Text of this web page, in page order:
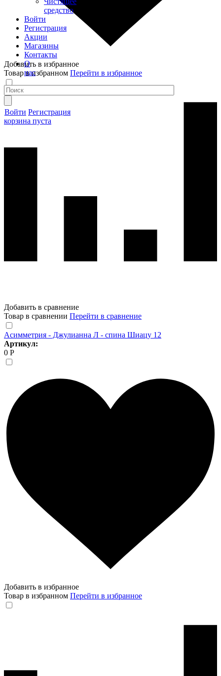
средство
Войти
Регистрация
Акции
Магазины
Контакты
О
нас
Войти Регистрация
корзина пуста
Добавить в избранное
Товар в избранном Перейти в избранное
Добавить в сравнение
Товар в сравнении Перейти в сравнение
Асимметрия - Джулианна Л - спина Шиацу 12
Артикул:
0 Р
Добавить в избранное
Товар в избранном Перейти в избранное